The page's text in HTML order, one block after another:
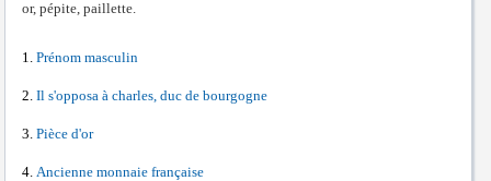
or, pépite, paillette.
Prénom masculin
Il s'opposa à charles, duc de bourgogne
Pièce d'or
Ancienne monnaie française